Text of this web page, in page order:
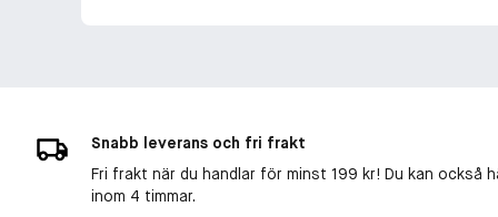
Snabb leverans och fri frakt
Fri frakt när du handlar för minst 199 kr! Du kan också
inom 4 timmar.